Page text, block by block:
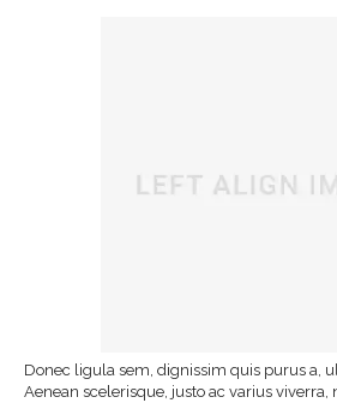
Donec ligula sem, dignissim quis purus a,
Aenean scelerisque, justo ac varius